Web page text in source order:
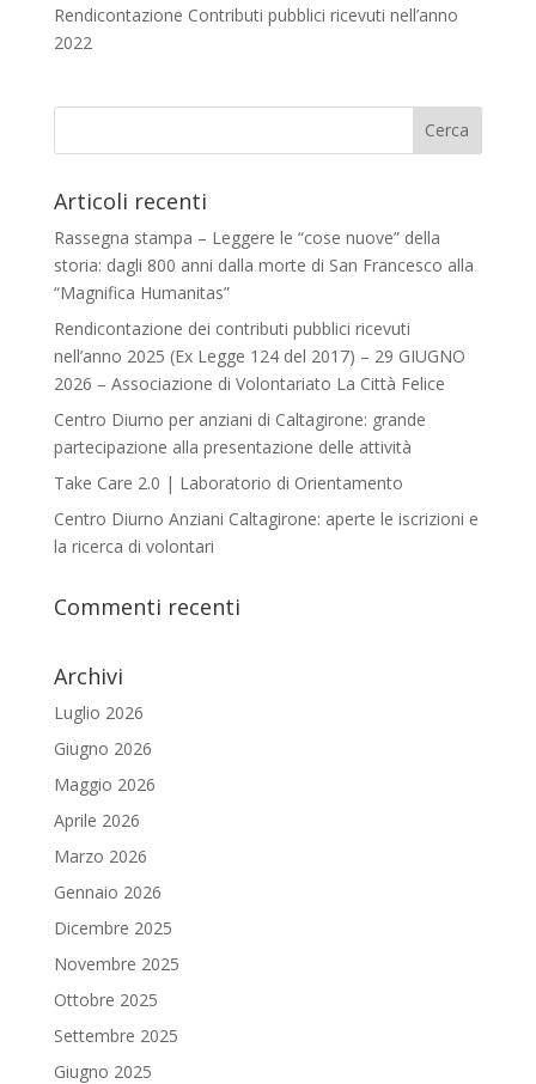
Rendicontazione Contributi pubblici ricevuti nell’anno
2022
Articoli recenti
Rassegna stampa – Leggere le “cose nuove” della
storia: dagli 800 anni dalla morte di San Francesco alla
“Magnifica Humanitas”
Rendicontazione dei contributi pubblici ricevuti
nell’anno 2025 (Ex Legge 124 del 2017) – 29 GIUGNO
2026 – Associazione di Volontariato La Città Felice
Centro Diurno per anziani di Caltagirone: grande
partecipazione alla presentazione delle attività
Take Care 2.0 | Laboratorio di Orientamento
Centro Diurno Anziani Caltagirone: aperte le iscrizioni e
la ricerca di volontari
Commenti recenti
Archivi
Luglio 2026
Giugno 2026
Maggio 2026
Aprile 2026
Marzo 2026
Gennaio 2026
Dicembre 2025
Novembre 2025
Ottobre 2025
Settembre 2025
Giugno 2025